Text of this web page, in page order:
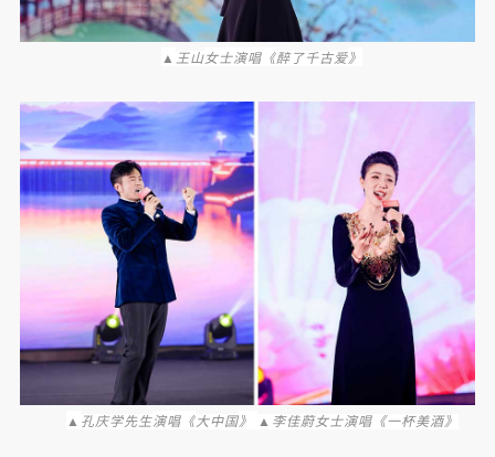
▲ 王山女士演唱《醉了千古爱》
▲ 孔庆学先生演唱《大中国》 ▲李佳蔚女士演唱《一杯美酒》